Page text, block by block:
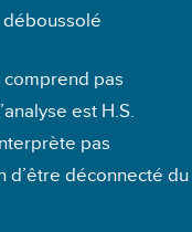
comprend pas
est H.S.
pas
d’être déconnecté